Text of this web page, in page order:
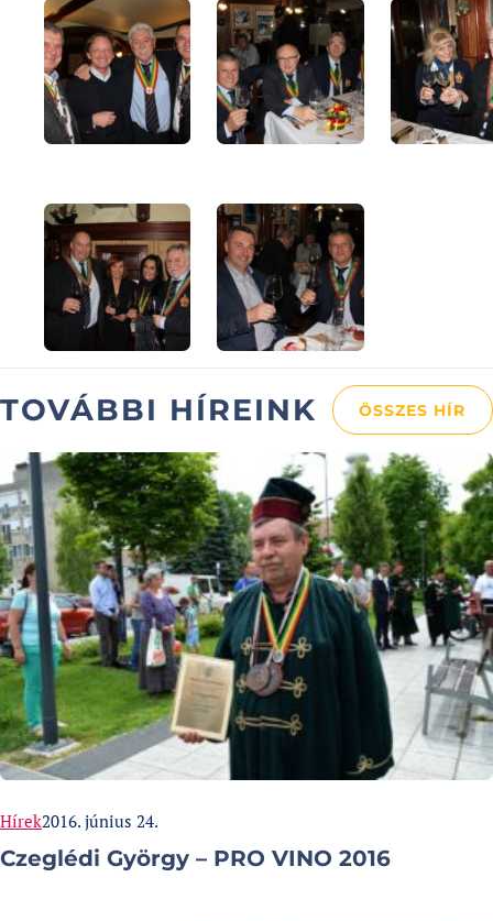
TOVÁBBI HÍREINK ÖSSZES HÍR
Categories:
HírekPublished at
2016. június 24.
Czeglédi György – PRO VINO 2016